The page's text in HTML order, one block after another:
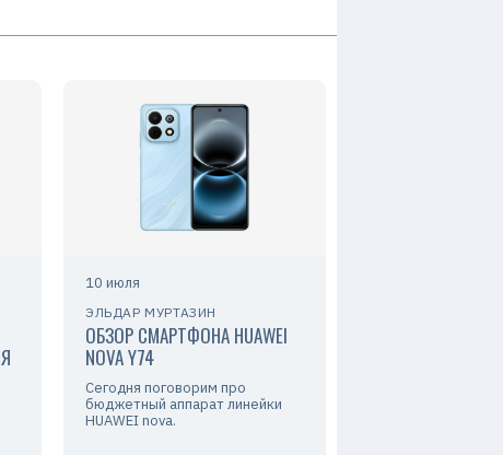
10 июля
ЭЛЬДАР МУРТАЗИН
ОБЗОР СМАРТФОНА HUAWEI
NOVA Y74
Сегодня поговорим про
бюджетный аппарат линейки
HUAWEI nova.